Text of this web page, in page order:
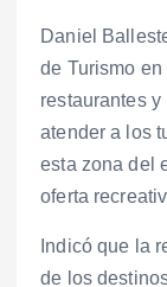
Daniel
de Turismo
restaurantes
atender a los
esta zona del
oferta
Indicó que la
de los